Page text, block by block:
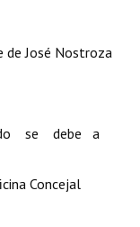
José Nostroza
se debe a
Concejal